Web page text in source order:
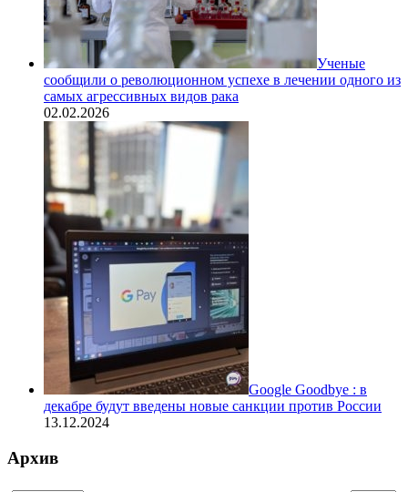
Ученые
сообщили о революционном успехе в лечении одного из
самых агрессивных видов рака
02.02.2026
Google Goodbye : в
декабре будут введены новые санкции против России
13.12.2024
Архив